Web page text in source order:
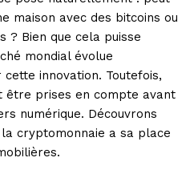
maison avec des bitcoins ou
? Bien que cela puisse
mondial évolue
innovation. Toutefois,
être prises en compte avant
numérique. Découvrons
cryptomonnaie a sa place